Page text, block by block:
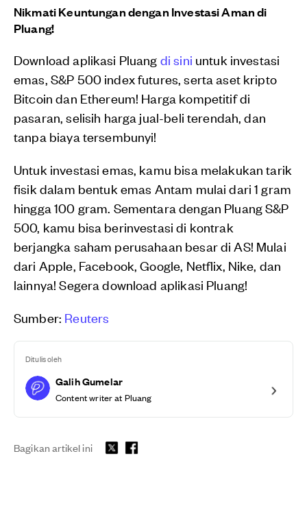
Nikmati Keuntungan dengan Investasi Aman di
Pluang!
Download aplikasi Pluang di sini untuk investasi
emas, S&P 500 index futures, serta aset kripto
Bitcoin dan Ethereum! Harga kompetitif di
pasaran, selisih harga jual-beli terendah, dan
tanpa biaya tersembunyi!
Untuk investasi emas, kamu bisa melakukan tarik
fisik dalam bentuk emas Antam mulai dari 1 gram
hingga 100 gram. Sementara dengan Pluang S&P
500, kamu bisa berinvestasi di kontrak
berjangka saham perusahaan besar di AS! Mulai
dari Apple, Facebook, Google, Netflix, Nike, dan
lainnya! Segera download aplikasi Pluang!
Sumber: Reuters
Ditulis oleh
Galih Gumelar
Content writer at Pluang
Bagikan artikel ini